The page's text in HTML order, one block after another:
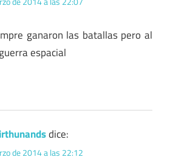
ganaron las batallas pero al
espacial
dice:
de 2014 a las 22:12